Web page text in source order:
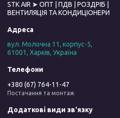
STK AIR ➤ ОПТ | ПДВ | РОЗДРІБ |
ВЕНТИЛЯЦІЯ ТА КОНДИЦІОНЕРИ
вул. Молочна 11, корпус-5,
61001, Харків, Україна
+380 (67) 764-11-47
Постачання та монтаж